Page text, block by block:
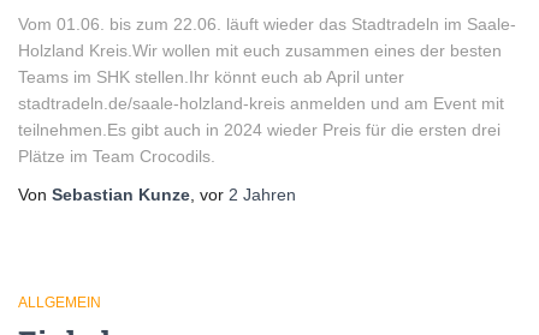
Vom 01.06. bis zum 22.06. läuft wieder das Stadtradeln im Saale-
Holzland Kreis.Wir wollen mit euch zusammen eines der besten
Teams im SHK stellen.Ihr könnt euch ab April unter
stadtradeln.de/saale-holzland-kreis anmelden und am Event mit
teilnehmen.Es gibt auch in 2024 wieder Preis für die ersten drei
Plätze im Team Crocodils.
Von Sebastian Kunze, vor 2 Jahren
ALLGEMEIN